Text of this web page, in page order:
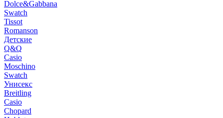
Dolce&Gabbana
Swatch
Tissot
Romanson
Детские
Q&Q
Casio
Moschino
Swatch
Унисекс
Breitling
Casio
Chopard